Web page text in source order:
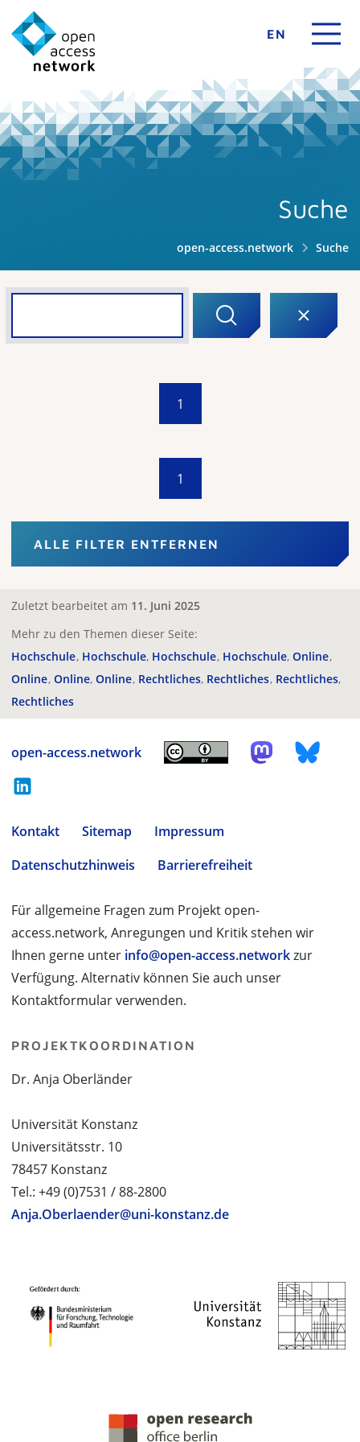
EN
Suche
open-access.network Suche
1
1
ALLE FILTER ENTFERNEN
Zuletzt bearbeitet am 11. Juni 2025
Mehr zu den Themen dieser Seite:
Hochschule Hochschule Hochschule Hochschule Online
Online Online Online Rechtliches Rechtliches Rechtliches
Rechtliches
open-access.network
Kontakt Sitemap
Impressum
Datenschutzhinweis
Barrierefreiheit
Für allgemeine Fragen zum Projekt open-
access.network, Anregungen und Kritik stehen wir
Ihnen gerne unter info@open-access.networkzur
Verfügung. Alternativ können Sie auch unser
Kontaktformular verwenden.
PROJEKTKOORDINATION
Dr. Anja Oberländer
Universität Konstanz
Universitätsstr. 10
78457 Konstanz
Tel.: +49 (0)7531 / 88-2800
Anja.Oberlaender@uni-konstanz.de